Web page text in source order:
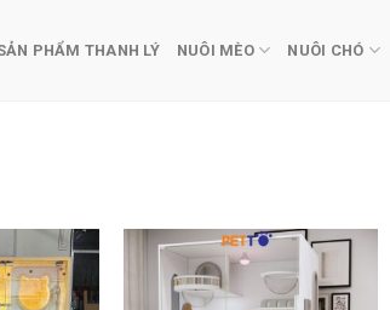
PHẨM THANH LÝ NUÔI MÈO NUÔI CHÓ